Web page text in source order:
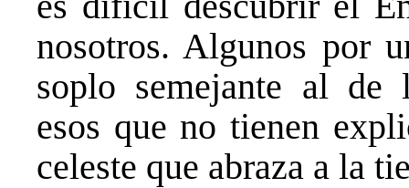
nosotros. Algunos por
soplo semejante al de
esos que no tienen
celeste que abraza a la